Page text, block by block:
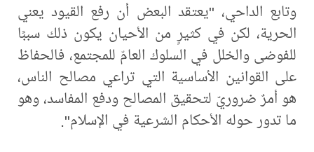
وتابع الداحي، "يعتقد البعض أن رفع القيود يعني
الحرية، لكن في كثيرٍ من الأحيان يكون ذلك سببًا
للفوضى والخلل في السلوك العامّ للمجتمع، فالحفاظ
على القوانين الأساسية التي تراعي مصالح الناس،
هو أمرٌ ضروريّ لتحقيق المصالح ودفع المفاسد، وهو
ما تدور حوله الأحكام الشرعية في الإسلام".